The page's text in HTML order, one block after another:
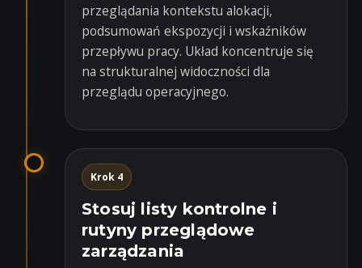
przeglądania kontekstu alokacji,
podsumowań ekspozycji i wskaźników
przepływu pracy. Układ koncentruje się
na strukturalnej widoczności dla
przeglądu operacyjnego.
Krok 4
Stosuj listy kontrolne i
rutyny przeglądowe
zarządzania